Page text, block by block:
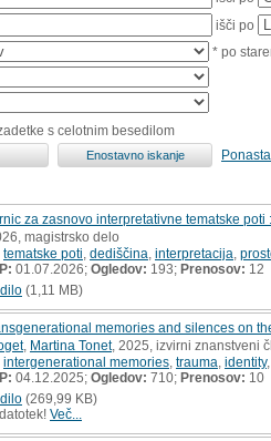
išči po
* po
s celotnim besedilom
za zasnovo interpretativne tematske
magistrsko delo
tematske poti dediščina interpretacija
01.07.2026; Ogledov: 193; Prenosov: 12
(1,11 MB)
memories and silences on
, Martina Tonet, 2025, izvirni znanstveni
intergenerational memories trauma identity
04.12.2025; Ogledov: 710; Prenosov: 10
(269,99 KB)
Več...